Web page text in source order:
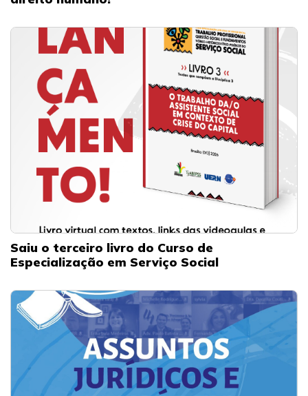
Saiu o terceiro livro do Curso de
Especialização em Serviço Social